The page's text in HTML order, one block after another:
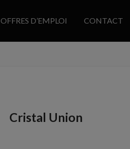
OFFRES D’EMPLOI CONTACT
Cristal Union